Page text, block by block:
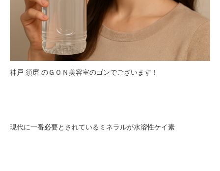
神戸 須磨 のＧＯＮ美容室のゴンでございます！
現代に一番必要とされているミネラルが水溶性ケイ素